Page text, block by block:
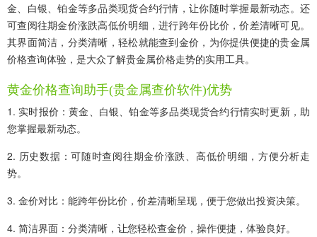
金、白银、铂金等多品类现货合约行情，让你随时掌握最新动态。还
可查阅往期金价涨跌高低价明细，进行跨年份比价，价差清晰可见。
其界面简洁，分类清晰，轻松就能查到金价，为你提供便捷的贵金属
价格查询体验，是大众了解贵金属价格走势的实用工具。
黄金价格查询助手(贵金属查价软件)优势
1. 实时报价：黄金、白银、铂金等多品类现货合约行情实时更新，助
您掌握最新动态。
2. 历史数据：可随时查阅往期金价涨跌、高低价明细，方便分析走
势。
3. 金价对比：能跨年份比价，价差清晰呈现，便于您做出投资决策。
4. 简洁界面：分类清晰，让您轻松查金价，操作便捷，体验良好。